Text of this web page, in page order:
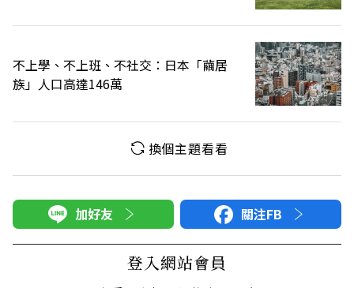
不上學、不上班、不社交：日本「繭居
族」人口高達146萬
換個主題看看
加好友 關注FB
登入網站會員